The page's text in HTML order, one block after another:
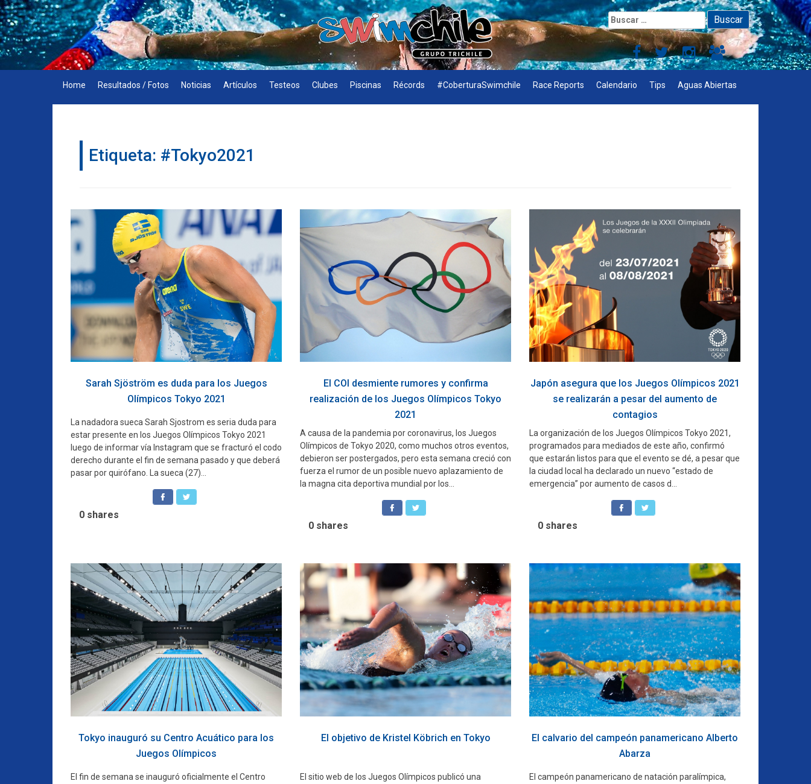
Skip
to
content
Buscar:
Home Resultados / Fotos Noticias Artículos Testeos Clubes Piscinas Récords #CoberturaSwimchile Race Reports Calendario Tips Aguas Abiertas
Etiqueta: #Tokyo2021
Sarah Sjöström es duda para los Juegos
Olímpicos Tokyo 2021
La nadadora sueca Sarah Sjostrom es seria duda para
estar presente en los Juegos Olímpicos Tokyo 2021
luego de informar vía Instagram que se fracturó el codo
derecho durante el fin de semana pasado y que deberá
pasar por quirófano. La sueca (27)...
0 shares
El COI desmiente rumores y confirma
realización de los Juegos Olímpicos Tokyo
2021
A causa de la pandemia por coronavirus, los Juegos
Olímpicos de Tokyo 2020, como muchos otros eventos,
debieron ser postergados, pero esta semana creció con
fuerza el rumor de un posible nuevo aplazamiento de
la magna cita deportiva mundial por los...
0 shares
Japón asegura que los Juegos Olímpicos 2021
se realizarán a pesar del aumento de
contagios
La organización de los Juegos Olímpicos Tokyo 2021,
programados para mediados de este año, confirmó
que estarán listos para que el evento se dé, a pesar que
la ciudad local ha declarado un nuevo “estado de
emergencia” por aumento de casos d...
0 shares
Tokyo inauguró su Centro Acuático para los
Juegos Olímpicos
El fin de semana se inauguró oficialmente el Centro
El objetivo de Kristel Köbrich en Tokyo
El sitio web de los Juegos Olímpicos publicó una
El calvario del campeón panamericano Alberto
Abarza
El campeón panamericano de natación paralímpica,